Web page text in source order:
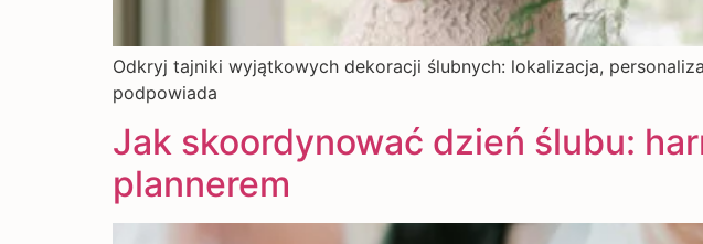
Odkryj tajniki wyjątkowych dekoracji ślubnych: lokalizacja,
podpowiada
Jak skoordynować dzień ślubu:
plannerem